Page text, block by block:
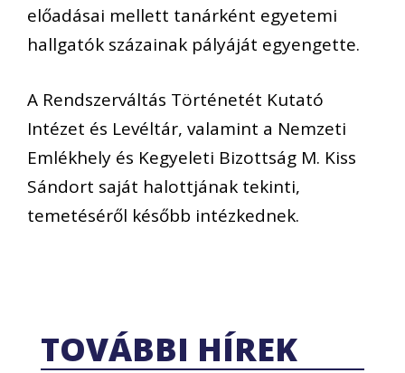
előadásai mellett tanárként egyetemi
hallgatók százainak pályáját egyengette.
A Rendszerváltás Történetét Kutató
Intézet és Levéltár, valamint a Nemzeti
Emlékhely és Kegyeleti Bizottság M. Kiss
Sándort saját halottjának tekinti,
temetéséről később intézkednek.
TOVÁBBI HÍREK